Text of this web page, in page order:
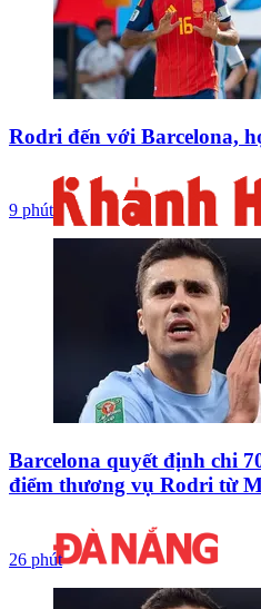
Rodri đến với Barcelona,
9 phút
Barcelona quyết định chi
điểm thương vụ Rodri từ
26 phút